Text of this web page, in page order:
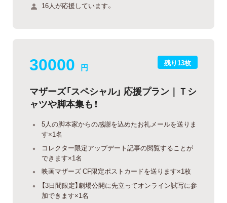
16人が応援しています。
残り13枚
30000 円
マザーズ「スペシャル」 応援プラン｜Ｔシ
ャツや脚本集も！
5人の脚本家からの感謝を込めたお礼メールを送りま
す×1名
コレクター限定アップデート記事の閲覧することが
できます×1名
映画マザーズ CF限定ポストカードを送ります×1枚
【3日間限定】劇場公開に先立ってオンライン試写に参
加できます×1名